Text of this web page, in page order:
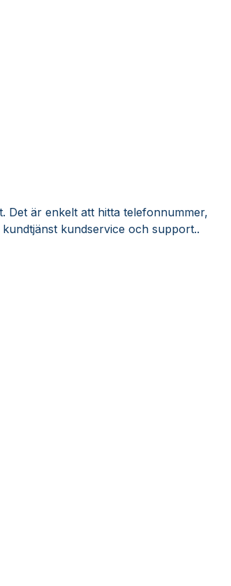
Det är enkelt att hitta telefonnummer,
kundservice och support..